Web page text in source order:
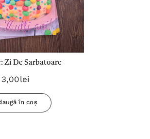
Zi De Sarbatoare
3,00lei
în coș